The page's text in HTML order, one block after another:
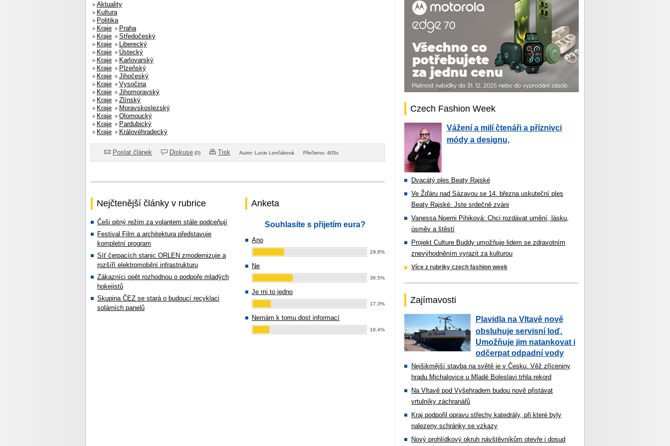
» Aktuality
» Kultura
» Politika
» Kraje » Praha
» Kraje » Středočeský
» Kraje » Liberecký
» Kraje » Ústecký
» Kraje » Karlovarský
» Kraje » Plzeňský
» Kraje » Jihočeský
» Kraje » Vysočina
» Kraje » Jihomoravský
» Kraje » Zlínský
» Kraje » Moravskoslezský
» Kraje » Olomoucký
» Kraje » Pardubický
» Kraje » Královéhradecký
Poslat článek Diskuse (0) Tisk Autor: Lucie Lončáková Přečteno: 405x
Nejčtenější články v rubrice
Češi pitný režim za volantem stále podceňují
Festival Film a architektura představuje
kompletní program
Síť čerpacích stanic ORLEN zmodernizuje a
rozšíří elektromobilní infrastrukturu
Zákazníci opět rozhodnou o podpoře mladých
hokejistů
Skupina ČEZ se stará o budoucí recyklaci
solárních panelů
Anketa
Souhlasíte s přijetím eura?
Ano
29.8%
Ne
36.5%
Je mi to jedno
17.3%
Nemám k tomu dost informací
16.4%
Czech Fashion Week
Vážení a milí čtenáři a příznivci
módy a designu,
Dvacátý ples Beaty Rajské
Ve Žďáru nad Sázavou se 14. března uskuteční ples
Beaty Rajské. Jste srdečně zváni
Vanessa Noemi Pihiková: Chci rozdávat umění, lásku,
úsměv a štěstí
Projekt Culture Buddy umožňuje lidem se zdravotním
znevýhodněním vyrazit za kulturou
Více z rubriky czech fashion week
Zajímavosti
Plavidla na Vltavě nově
obsluhuje servisní loď.
Umožňuje jim natankovat i
odčerpat odpadní vody
Nejšikmější stavba na světě je v Česku. Věž zříceniny
hradu Michalovice u Mladé Boleslavi trhla rekord
Na Vltavě pod Vyšehradem budou nově přistávat
vrtulníky záchranářů
Kraj podpořil opravu střechy katedrály, při které byly
nalezeny schránky se vzkazy
Nový prohlídkový okruh návštěvníkům otevře i dosud